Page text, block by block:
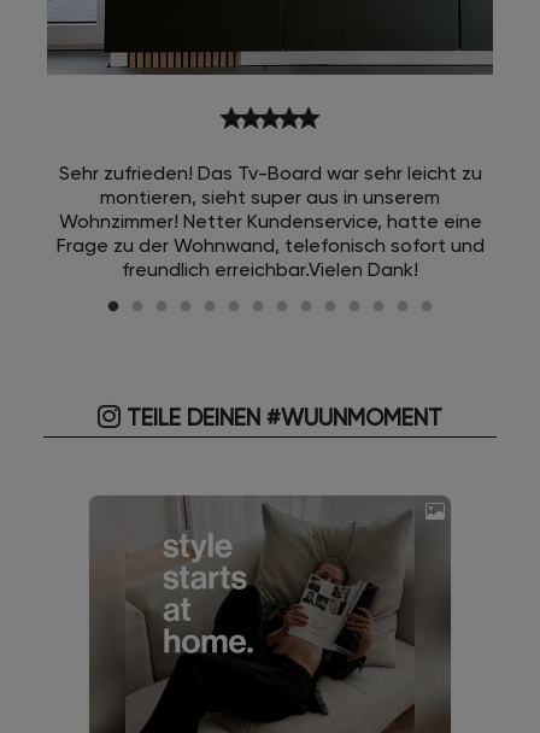
starstarstarstarstar
Sehr zufrieden! Das Tv-Board war sehr leicht zu
montieren, sieht super aus in unserem
Wohnzimmer! Netter Kundenservice, hatte eine
Frage zu der Wohnwand, telefonisch sofort und
freundlich erreichbar.Vielen Dank!
TEILE DEINEN #WUUNMOMENT